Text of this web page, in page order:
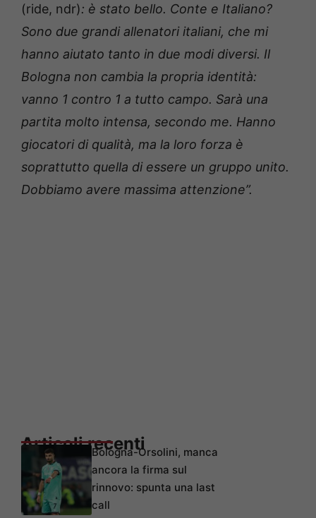
(ride, ndr): è stato bello. Conte e Italiano?
Sono due grandi allenatori italiani, che mi
hanno aiutato tanto in due modi diversi. Il
Bologna non cambia la propria identità:
vanno 1 contro 1 a tutto campo. Sarà una
partita molto intensa, secondo me. Hanno
giocatori di qualità, ma la loro forza è
soprattutto quella di essere un gruppo unito.
Dobbiamo avere massima attenzione”.
Articoli recentiBologna-Orsolini, manca
ancora la firma sul
rinnovo: spunta una last
call